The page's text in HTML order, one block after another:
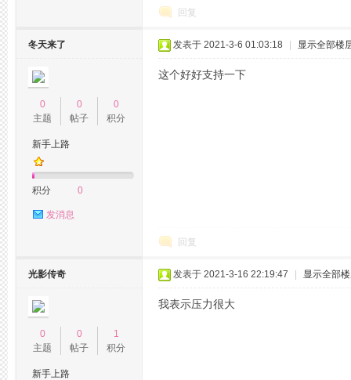
回复
冬天来了
0
主题
0
帖子
0
积分
新手上路
积分 0
发消息
发表于 2021-3-6 01:03:18 显示全部楼
这个好好支持一下
回复
光影传奇
0
主题
0
帖子
1
积分
新手上路
发表于 2021-3-16 22:19:47 显示全部
我表示压力很大